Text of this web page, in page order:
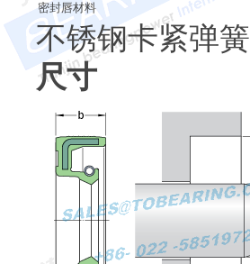
密封唇材料
不锈钢卡紧弹簧
尺寸